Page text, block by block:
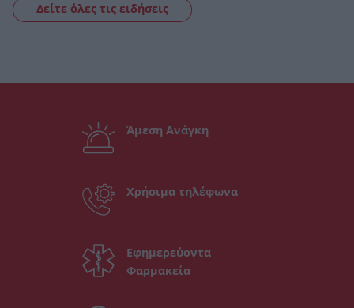
Δείτε όλες τις ειδήσεις
Άμεση Ανάγκη
Χρήσιμα τηλέφωνα
Εφημερεύοντα
Φαρμακεία